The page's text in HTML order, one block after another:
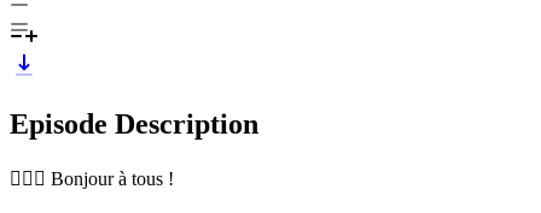
Episode Description
🙋🏻‍♂️ Bonjour à tous !